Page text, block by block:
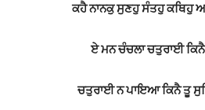
ਕਹੈ ਨਾਨਕੁ ਸੁਣਹੁ ਸੰਤਹੁ ਕਥਿਹੁ
ਏ ਮਨ ਚੰਚਲਾ ਚਤੁਰਾਈ
ਚਤੁਰਾਈ ਨ ਪਾਇਆ ਕਿਨੈ ਤੂ